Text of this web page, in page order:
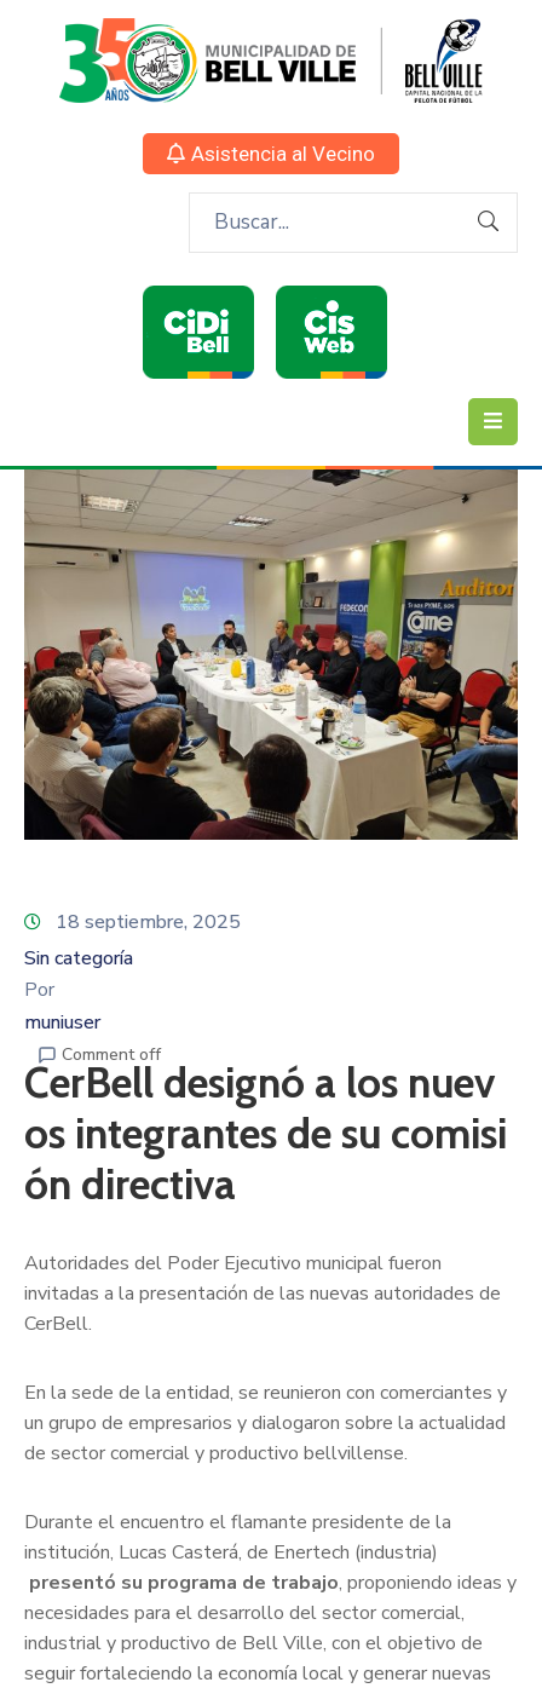
Asistencia al Vecino
18 septiembre, 2025
Sin categoría
Por
muniuser
Comment off
CerBell designó a los nuev
os integrantes de su comisi
ón directiva
Autoridades del Poder Ejecutivo municipal fueron
invitadas a la presentación de las nuevas autoridades de
CerBell.
En la sede de la entidad, se reunieron con comerciantes y
un grupo de empresarios y dialogaron sobre la actualidad
de sector comercial y productivo bellvillense.
Durante el encuentro el flamante presidente de la
institución, Lucas Casterá, de Enertech (industria)
presentó su programa de trabajo, proponiendo ideas y
necesidades para el desarrollo del sector comercial,
industrial y productivo de Bell Ville, con el objetivo de
seguir fortaleciendo la economía local y generar nuevas